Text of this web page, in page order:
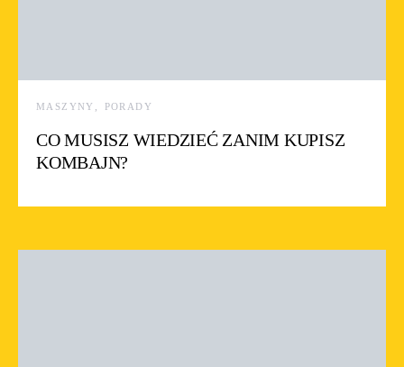
MASZYNY PORADY
CO MUSISZ WIEDZIEĆ ZANIM KUPISZ
KOMBAJN?